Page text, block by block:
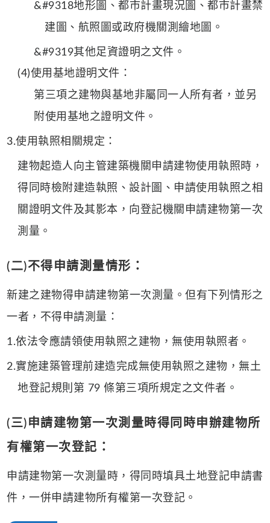
&#9318地形圖、都市計畫現況圖、都市計畫禁
建圖、航照圖或政府機關測繪地圖。
&#9319其他足資證明之文件。
(4)使用基地證明文件：
第三項之建物與基地非屬同一人所有者，並另
附使用基地之證明文件。
3.使用執照相關規定：
建物起造人向主管建築機關申請建物使用執照時，
得同時檢附建造執照、設計圖、申請使用執照之相
關證明文件及其影本，向登記機關申請建物第一次
測量。
(二)不得申請測量情形：
新建之建物得申請建物第一次測量。但有下列情形之
一者，不得申請測量：
1.依法令應請領使用執照之建物，無使用執照者。
2.實施建築管理前建造完成無使用執照之建物，無土
地登記規則第 79 條第三項所規定之文件者。
(三)申請建物第一次測量時得同時申辦建物所
有權第一次登記：
申請建物第一次測量時，得同時填具土地登記申請書
件，一併申請建物所有權第一次登記。